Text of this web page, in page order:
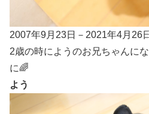
2007年9月23日－2021年4月26日
2歳の時にようのお兄ちゃんに
に🌈
よう